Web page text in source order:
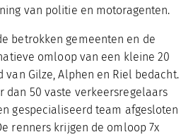
van politie en motoragenten.
betrokken gemeenten en de
omloop van een kleine 20
Gilze, Alphen en Riel bedacht.
dan 50 vaste verkeersregelaars
gespecialiseerd team afgesloten
renners krijgen de omloop 7x